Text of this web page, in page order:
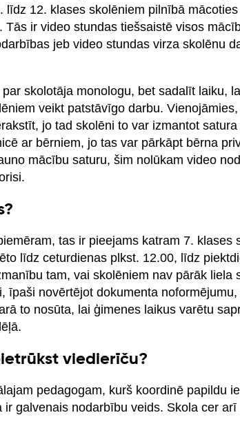
12. klases skolēniem pilnībā
ir video stundas tiešsaistē visos
jeb video stundas virza skolēnu
skolotāja monologu, bet sadalīt laiku,
veikt patstāvīgo darbu.
jo tad skolēni to var izmantot
ar bērniem, jo tas var pārkāpt bērna
mācību saturu, šim nolūkam video
tas ir pieejams katram 7. klases
līdz ceturdienas plkst. 12.00, līdz
tam, vai skolēniem nav pārāk liela
īpaši novērtējot dokumenta
to nosūta, lai ģimenes laikus varētu
viedierīču?
pedagogam, kurš koordinē papildu
galvenais nodarbību veids. Skola cer